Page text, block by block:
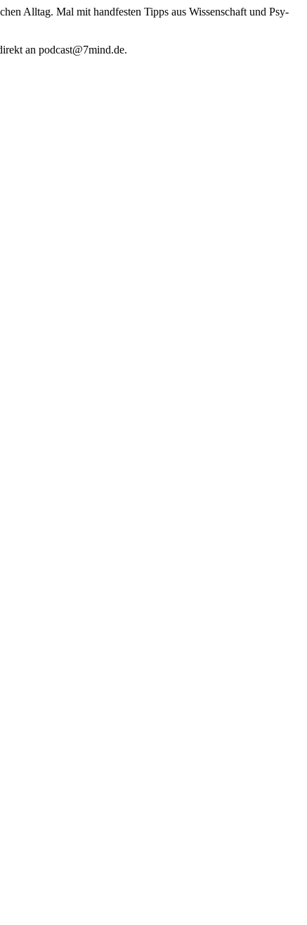
Alltag. Mal mit hand­fes­ten Tipps aus Wis­sen­schaft und Psy­
an podcast@​7​mind.​de.